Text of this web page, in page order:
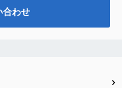
合わせ